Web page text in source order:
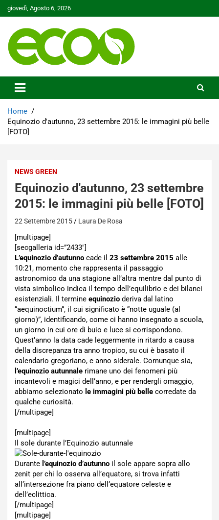
Skip
to
giovedì, Agosto 6, 2026
Ecoo.it
Home
Equinozio d'autunno, 23 settembre 2015: le immagini più belle
[FOTO]
NEWS GREEN
Equinozio d'autunno, 23 settembre
2015: le immagini più belle [FOTO]
22 Settembre 2015 Laura De Rosa
[multipage]
[secgalleria id=”2433″]
L’equinozio d’autunno cade il 23 settembre 2015 alle
10:21, momento che rappresenta il passaggio
astronomico da una stagione all’altra mentre dal punto di
vista simbolico indica il tempo dell’equilibrio e dei bilanci
esistenziali. Il termine equinozio deriva dal latino
“aequinoctium”, il cui significato è “notte uguale (al
giorno)”, identificando, come ci hanno insegnato a scuola,
un giorno in cui ore di buio e luce si corrispondono.
Quest’anno la data cade leggermente in ritardo a causa
della discrepanza tra anno tropico, su cui è basato il
calendario gregoriano, e anno siderale. Comunque sia,
l’equinozio autunnale rimane uno dei fenomeni più
incantevoli e magici dell’anno, e per rendergli omaggio,
abbiamo selezionato le immagini più belle corredate da
qualche curiosità.
[/multipage]
[multipage]
Il sole durante l’Equinozio autunnale
Durante l’equinozio d’autunno il sole appare sopra allo
zenit per chi lo osserva all’equatore, si trova infatti
all’intersezione fra piano dell’equatore celeste e
dell’eclittica.
[/multipage]
[multipage]